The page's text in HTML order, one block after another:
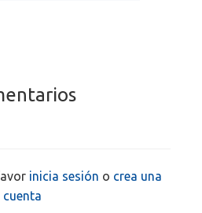
inicia sesión o crea una
cuenta